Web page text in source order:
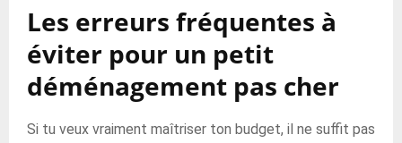
Les erreurs fréquentes à
éviter pour un petit
déménagement pas cher
Si tu veux vraiment maîtriser ton budget, il ne suffit pas